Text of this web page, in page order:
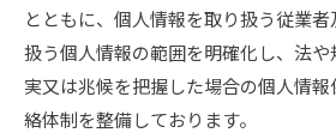
とともに、個人情報を取り扱う従業
扱う個人情報の範囲を明確化し、法
実又は兆候を把握した場合の個人情
絡体制を整備しております。